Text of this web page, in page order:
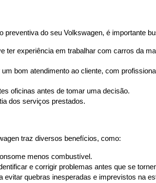
do seu Volkswagen, é importante
ter experiência em trabalhar com carros da
bom atendimento ao cliente, com
oficinas antes de tomar uma decisão.
dos serviços prestados.
traz diversos benefícios, como:
menos combustível.
e corrigir problemas antes que se
evitar quebras inesperadas e imprevistos na